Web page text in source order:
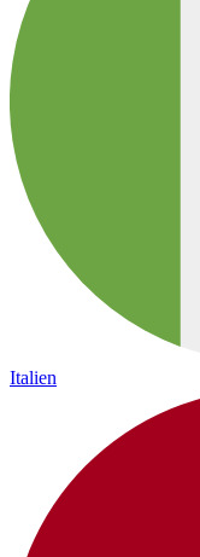
Italien